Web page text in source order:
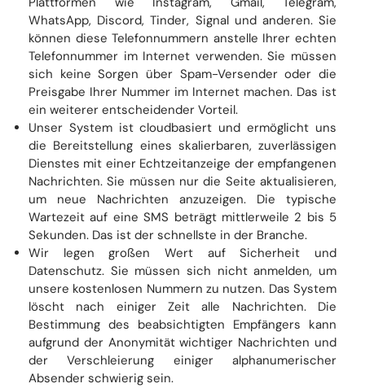
WhatsApp, Discord, Tinder, Signal und anderen. Sie
können diese Telefonnummern anstelle Ihrer echten
Telefonnummer im Internet verwenden. Sie müssen
sich keine Sorgen über Spam-Versender oder die
Preisgabe Ihrer Nummer im Internet machen. Das ist
ein weiterer entscheidender Vorteil.
Unser System ist cloudbasiert und ermöglicht uns
die Bereitstellung eines skalierbaren, zuverlässigen
Dienstes mit einer Echtzeitanzeige der empfangenen
Nachrichten. Sie müssen nur die Seite aktualisieren,
um neue Nachrichten anzuzeigen. Die typische
Wartezeit auf eine SMS beträgt mittlerweile 2 bis 5
Sekunden. Das ist der schnellste in der Branche.
Wir legen großen Wert auf Sicherheit und
Datenschutz. Sie müssen sich nicht anmelden, um
unsere kostenlosen Nummern zu nutzen. Das System
löscht nach einiger Zeit alle Nachrichten. Die
Bestimmung des beabsichtigten Empfängers kann
aufgrund der Anonymität wichtiger Nachrichten und
der Verschleierung einiger alphanumerischer
Absender schwierig sein.